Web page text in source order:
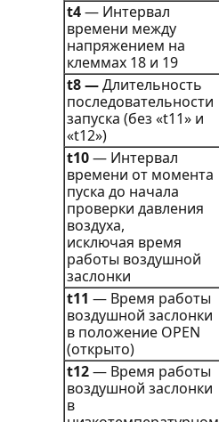
t4— Интервал
времени между
напряжением на
клеммах 18 и 19
t8 —Длительность
последовательности
запуска (без «t11» и
«t12»)
t10— Интервал
времени от момента
пуска до начала
проверки давления
воздуха,
исключая время
работы воздушной
заслонки
t11 — Время работы
воздушной заслонки
в положение OPEN
(открыто)
t12— Время работы
воздушной заслонки
в